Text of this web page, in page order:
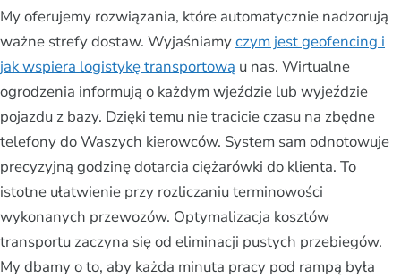
My oferujemy rozwiązania, które automatycznie nadzorują
ważne strefy dostaw. Wyjaśniamyczym jest geofencing i
jak wspiera logistykę transportową u nas. Wirtualne
ogrodzenia informują o każdym wjeździe lub wyjeździe
pojazdu z bazy. Dzięki temu nie tracicie czasu na zbędne
telefony do Waszych kierowców. System sam odnotowuje
precyzyjną godzinę dotarcia ciężarówki do klienta. To
istotne ułatwienie przy rozliczaniu terminowości
wykonanych przewozów. Optymalizacja kosztów
transportu zaczyna się od eliminacji pustych przebiegów.
My dbamy o to, aby każda minuta pracy pod rampą była